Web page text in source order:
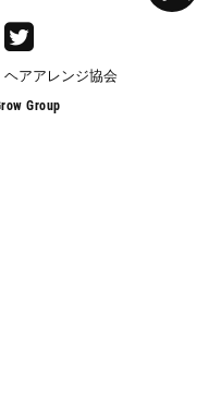

ヘアアレンジ協会
Group